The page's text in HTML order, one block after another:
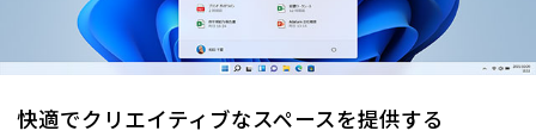
快適でクリエイティブなスペースを提供する